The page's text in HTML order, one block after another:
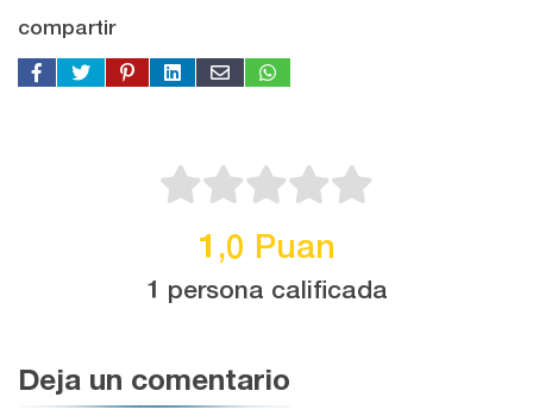
compartir
1,0 Puan
1 persona calificada
Deja un comentario